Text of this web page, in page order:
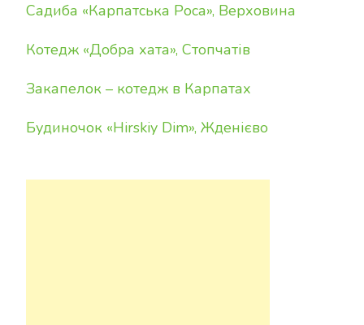
Садиба «Карпатська Роса», Верховина
Котедж «Добра хата», Стопчатів
Закапелок – котедж в Карпатах
Будиночок «Hirskiy Dim», Жденієво